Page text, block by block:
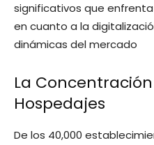
significativos que
en cuanto a la
dinámicas del mercado
La
Hospedajes
De los 40,000